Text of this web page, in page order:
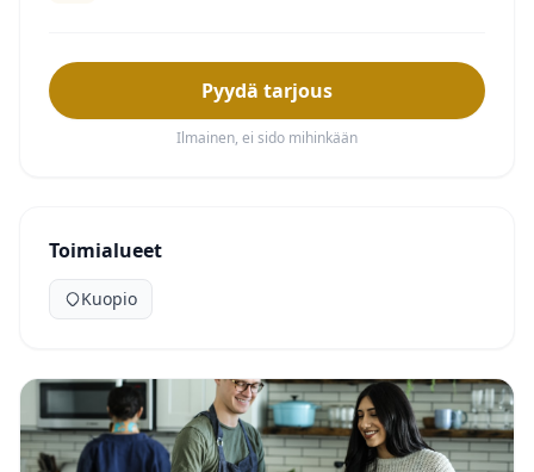
Pyydä tarjous
Ilmainen, ei sido mihinkään
Toimialueet
Kuopio